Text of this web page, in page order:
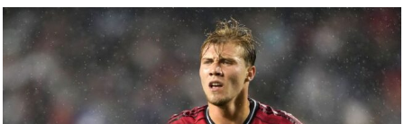
TOTTENHAM
MIRAM
ZAGUEIRO
NATHAN
DO
BRENTFORD